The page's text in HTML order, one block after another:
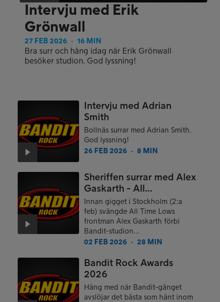
Intervju med Erik
Grönwall
27 FEB 2026 ● 16 MIN
Bra surr och häng idag när Erik Grönwall
besöker studion. God lyssning!
Intervju med Adrian
Smith
Bollnäs surrar med Adrian Smith.
God lyssning!
26 FEB 2026
● 8 MIN
Sheriffen surrar med Alex
Gaskarth - All...
Innan gigget i Stockholm (2:a
feb) svängde All Time Lows
frontman Alex Gaskarth förbi
Bandit-studion...
02 FEB 2026
● 28 MIN
Bandit Rock Awards
2026
Häng med när Bandit-gänget
avslöjar det bästa som hänt inom